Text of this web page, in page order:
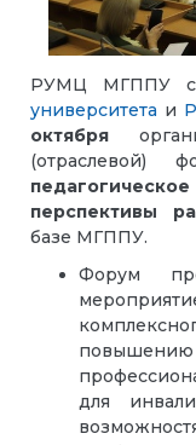
РУМЦ МГППУ
университета и
октября
(отраслевой)
перспективы
базе МГППУ.
Форум
для